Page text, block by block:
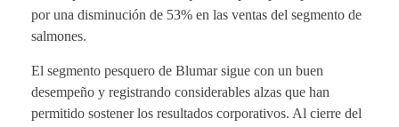
por una disminución de 53% en las ventas del segmento de
salmones.
El segmento pesquero de Blumar sigue con un buen
desempeño y registrando considerables alzas que han
permitido sostener los resultados corporativos. Al cierre del